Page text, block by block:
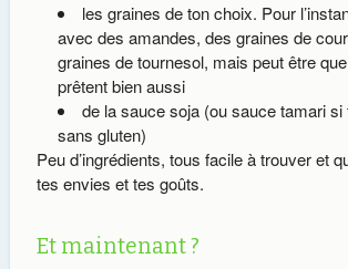
les graines de ton choix. Pour
avec des amandes, des graines de
graines de tournesol, mais peut être que
prêtent bien aussi
de la sauce soja (ou sauce tamari si
sans gluten)
Peu d’ingrédients, tous facile à trouver et
tes envies et tes goûts.
Et maintenant ?